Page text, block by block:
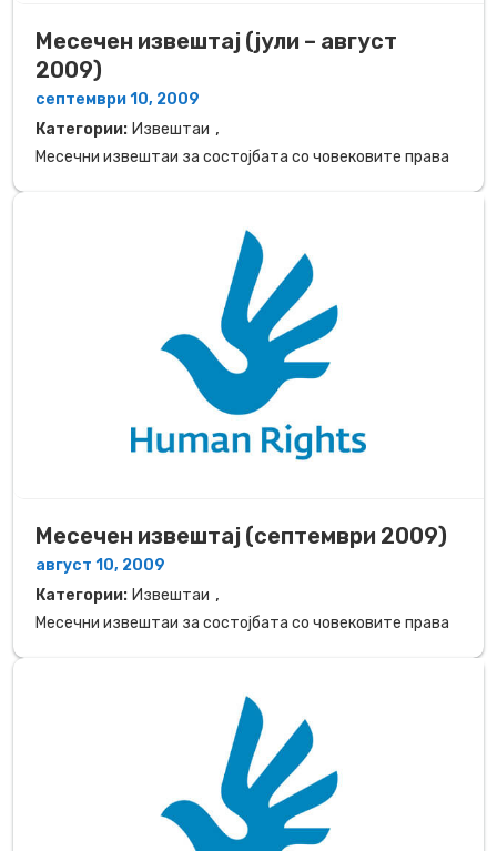
Месечен извештај (јули – август
2009)
септември 10, 2009
Категории: Извештаи ,
Месечни извештаи за состојбата со човековите права
Месечен извештај (септември 2009)
август 10, 2009
Категории: Извештаи ,
Месечни извештаи за состојбата со човековите права